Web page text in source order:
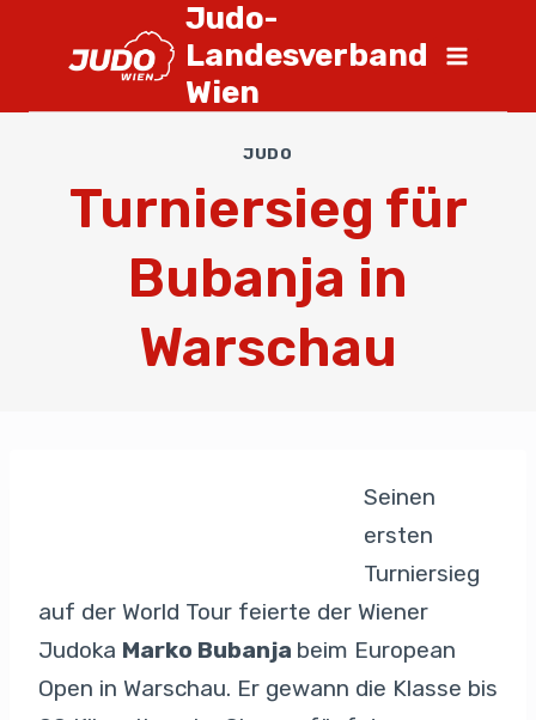
Judo-
Landesverband
Wien
JUDO
Turniersieg für
Bubanja in
Warschau
Seinen
ersten
Turniersieg
auf der World Tour feierte der Wiener
Judoka Marko Bubanja beim European
Open in Warschau. Er gewann die Klasse bis